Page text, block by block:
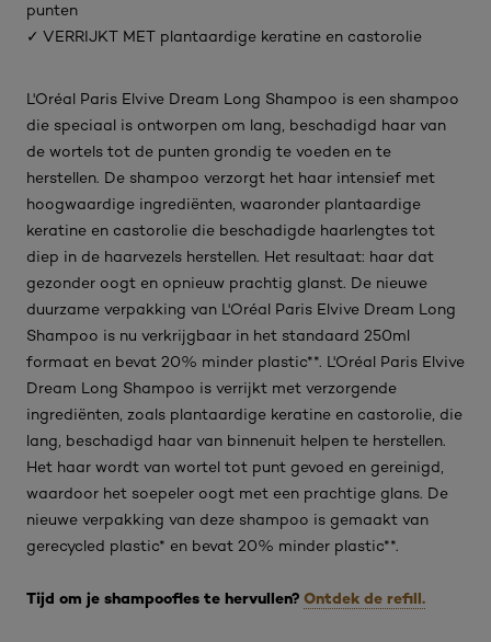
punten
✓ VERRIJKT MET plantaardige keratine en castorolie
L'Oréal Paris Elvive Dream Long Shampoo is een shampoo
die speciaal is ontworpen om lang, beschadigd haar van
de wortels tot de punten grondig te voeden en te
herstellen. De shampoo verzorgt het haar intensief met
hoogwaardige ingrediënten, waaronder plantaardige
keratine en castorolie die beschadigde haarlengtes tot
diep in de haarvezels herstellen. Het resultaat: haar dat
gezonder oogt en opnieuw prachtig glanst. De nieuwe
duurzame verpakking van L'Oréal Paris Elvive Dream Long
Shampoo is nu verkrijgbaar in het standaard 250ml
formaat en bevat 20% minder plastic**. L'Oréal Paris Elvive
Dream Long Shampoo is verrijkt met verzorgende
ingrediënten, zoals plantaardige keratine en castorolie, die
lang, beschadigd haar van binnenuit helpen te herstellen.
Het haar wordt van wortel tot punt gevoed en gereinigd,
waardoor het soepeler oogt met een prachtige glans. De
nieuwe verpakking van deze shampoo is gemaakt van
gerecycled plastic* en bevat 20% minder plastic**.
Tijd om je shampoofles te hervullen? Ontdek de refill.